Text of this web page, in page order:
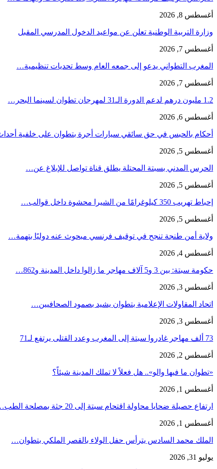
أغسطس 8, 2026
وزارة التربية الوطنية تعلن عن مواعيد الدخول المدرسي المقبل
أغسطس 7, 2026
المغرب التطواني يدعو إلى جمعه العام وسط تحديات تنظيمية…
أغسطس 7, 2026
1.2 مليون درهم لدعم الدورة الـ31 لمهرجان تطوان لسينما البحر…
أغسطس 6, 2026
أحكام بالحبس في حق سائقي سيارات أجرة بتطوان على خلفية
أغسطس 5, 2026
الحرس المدني بسبتة المحتلة يطلق قناة تواصل للإبلاغ عن…
أغسطس 5, 2026
إحباط تهريب 350 كيلوغرامًا من الشيرا محشوة داخل قوالب…
أغسطس 5, 2026
ولاية أمن طنجة تنجح في توقيف فرنسي مبحوث عنه دوليًا بتهمة…
أغسطس 4, 2026
حكومة سبتة: بين 3 و5 آلاف مهاجر ما زالوا داخل المدينة و862…
أغسطس 3, 2026
اتحاد المقاولات الإعلامية بتطوان يشيد بصمود الصحافيين…
أغسطس 3, 2026
73 ألف مهاجر غادروا سبتة إلى المغرب وعدد القتلى يرتفع لـ71
أغسطس 2, 2026
«تطوان ما فيها والو».. هل فعلاً لا تملك المدينة شيئاً؟
أغسطس 1, 2026
ارتفاع حصيلة ضحايا محاولة اقتحام سبتة إلى 20 جثة بمصلحة الطب…
أغسطس 1, 2026
الملك محمد السادس يترأس حفل الولاء بالقصر الملكي بتطوان…
يوليو 31, 2026